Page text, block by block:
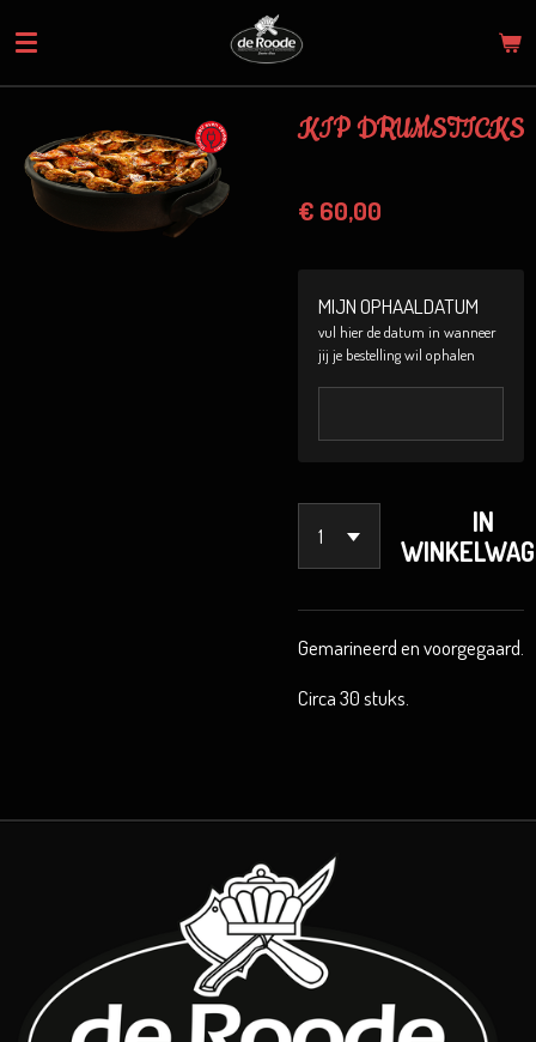
direct
naar
hoofdinhoud
KIP DRUMSTICKS
€ 60,00
MIJN OPHAALDATUM
vul hier de datum in wanneer
jij je bestelling wil ophalen
IN
Gemarineerd en voorgegaard.
Circa 30 stuks.